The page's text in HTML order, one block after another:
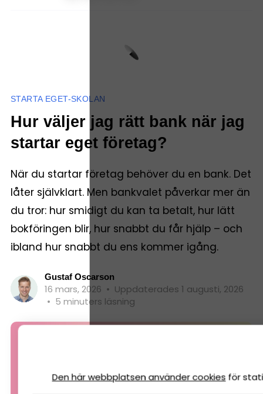
STARTA EGET-SKOLAN
Hur väljer jag rätt bank när jag
startar eget företag?
När du startar företag behöver du en bank. Det
låter självklart. Men bankvalet påverkar mer än
du tror: hur smidigt du kan ta betalt, hur lätt
bokföringen blir, hur snabbt du får hjälp – och
ibland hur snabbt du ens kommer igång.
Gustaf Oscarson
16 mars, 2026 • Uppdaterades 1 augusti, 2026
• 5 minuters läsning
Den här webbplatsen använder cookies för